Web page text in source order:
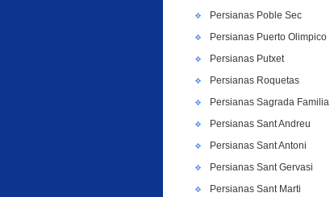
Persianas Poble Sec
Persianas Puerto Olimpico
Persianas Putxet
Persianas Roquetas
Persianas Sagrada Familia
Persianas Sant Andreu
Persianas Sant Antoni
Persianas Sant Gervasi
Persianas Sant Marti